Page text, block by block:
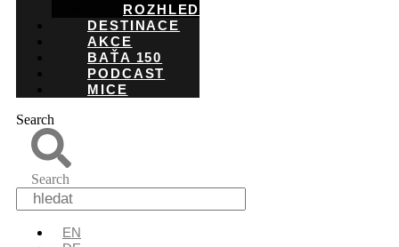
ROZHLEDNY
DESTINACE
AKCE
BAŤA 150
PODCAST
MICE
Search
Search
EN